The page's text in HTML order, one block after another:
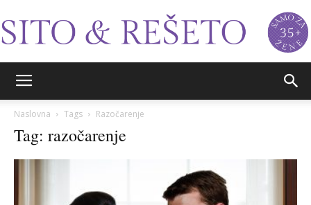
Naslovna Tags Razočarenje
Tag: razočarenje